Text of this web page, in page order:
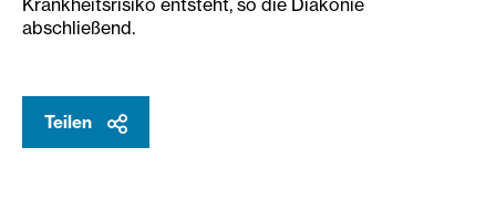
Krankheitsrisiko entsteht, so die Diakonie
abschließend.
Teilen